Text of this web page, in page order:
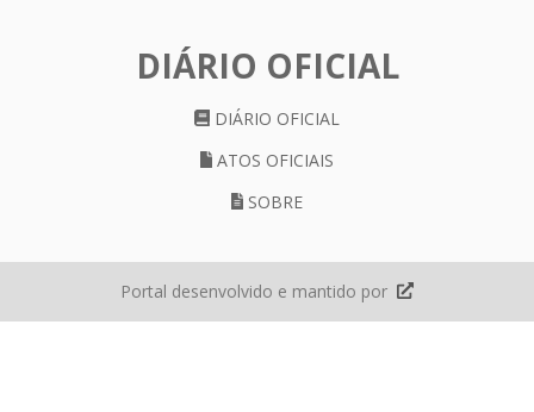
DIÁRIO OFICIAL
DIÁRIO OFICIAL
ATOS OFICIAIS
SOBRE
Portal desenvolvido e mantido por